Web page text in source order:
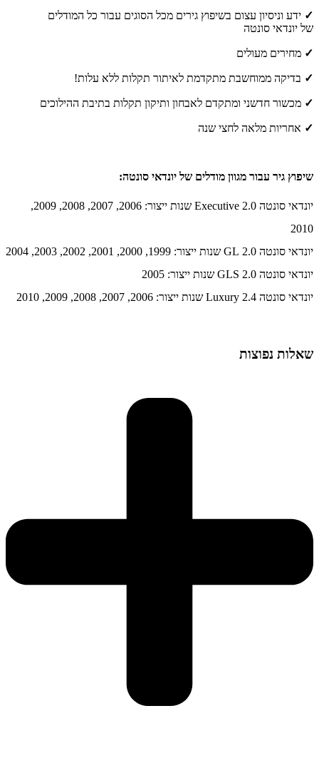
✓ ידע וניסיון עצום בשיפוץ גירים מכל הסוגים עבור כל המודלים
של יונדאי סונטה
✓ מחירים מעולים
✓ בדיקה ממוחשבת מתקדמת לאיתור תקלות ללא עלות!
✓ מכשור חדשני ומתקדם לאבחון ותיקון תקלות בתיבת ההילוכים
✓ אחריות מלאה לחצי שנה
שיפוץ גיר עבור מגוון מודלים של יונדאי סונטה:
יונדאי סונטה 2.0 Executive שנות ייצור: 2006, 2007, 2008, 2009,
2010
יונדאי סונטה 2.0 GL שנות ייצור: 1999, 2000, 2001, 2002, 2003, 2004
יונדאי סונטה 2.0 GLS שנות ייצור: 2005
יונדאי סונטה 2.4 Luxury שנות ייצור: 2006, 2007, 2008, 2009, 2010
שאלות נפוצות